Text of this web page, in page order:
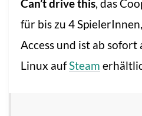
Can’t drive this, das
für bis zu 4
Access und ist ab
Linux aufSteam